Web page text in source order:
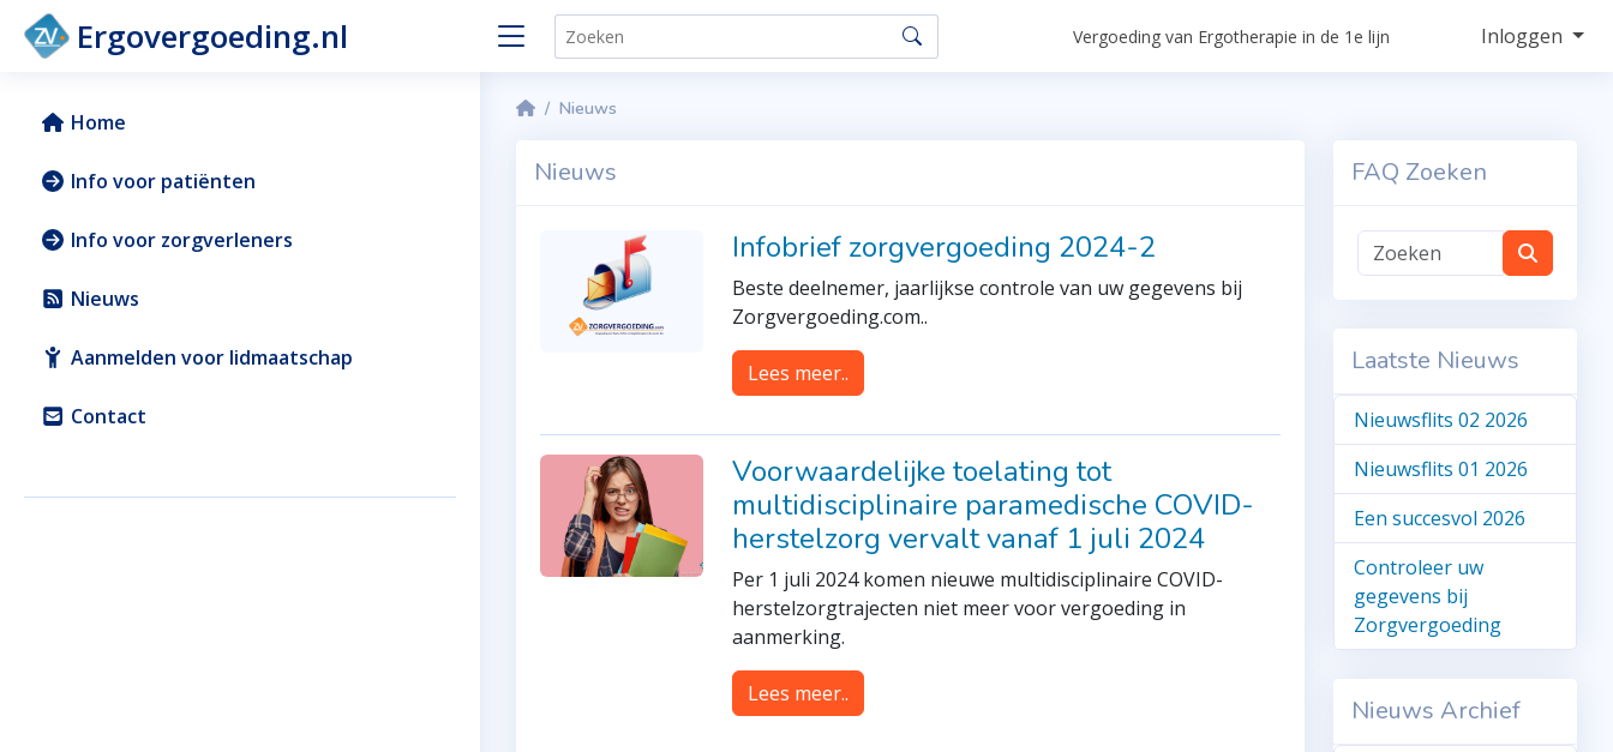
Ergovergoeding.nl Vergoeding van Ergotherapie in de 1e lijn Inloggen
Home
Info voor patiënten
Info voor zorgverleners
Nieuws
Aanmelden voor lidmaatschap
Contact
Nieuws
Nieuws
Infobrief zorgvergoeding 2024-2
Beste deelnemer, jaarlijkse controle van uw gegevens bij
Zorgvergoeding.com..
Lees meer..
Voorwaardelijke toelating tot
multidisciplinaire paramedische COVID-
herstelzorg vervalt vanaf 1 juli 2024
Per 1 juli 2024 komen nieuwe multidisciplinaire COVID-
herstelzorgtrajecten niet meer voor vergoeding in
aanmerking.
Lees meer..
FAQ Zoeken
Laatste Nieuws
Nieuwsflits 02 2026
Nieuwsflits 01 2026
Een succesvol 2026
Controleer uw
gegevens bij
Zorgvergoeding
Nieuws Archief